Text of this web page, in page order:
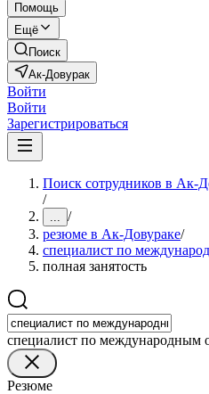
Помощь
Ещё
Поиск
Ак-Довурак
Войти
Войти
Зарегистрироваться
Поиск сотрудников в Ак-
/
... /
резюме в Ак-Довураке/
специалист по
полная занятость
специалист по международным
Резюме